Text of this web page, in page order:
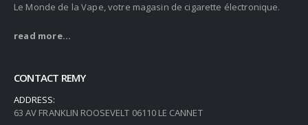
Le Monde de la Vape, votre magasin de cigarette électronique.
read more...
CONTACT REMY
ADDRESS:
63 AV FRANKLIN ROOSEVELT 06110 LE CANNET